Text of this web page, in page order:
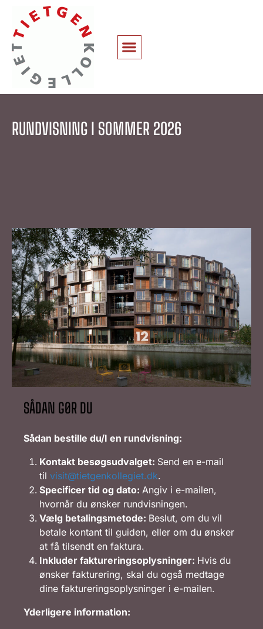
RUNDVISNING I SOMMER 2026
SÅDAN GØR DU
Sådan bestille du/I en rundvisning:
Kontakt besøgsudvalget: Send en e-mail
tilvisit@tietgenkollegiet.dk.
Specificer tid og dato:Angiv i e-mailen,
hvornår du ønsker rundvisningen.
Vælg betalingsmetode: Beslut, om du vil
betale kontant til guiden, eller om du ønsker
at få tilsendt en faktura.
Inkluder faktureringsoplysninger: Hvis du
ønsker fakturering, skal du også medtage
dine faktureringsoplysninger i e-mailen.
Yderligere information: